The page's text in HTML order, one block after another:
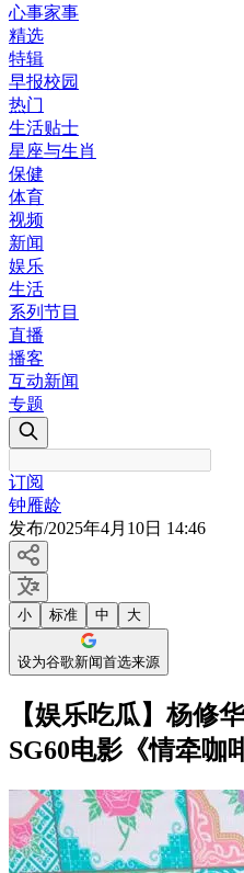
心事家事
精选
特辑
早报校园
热门
生活贴士
星座与生肖
保健
体育
视频
新闻
娱乐
生活
系列节目
直播
播客
互动新闻
专题
订阅
钟雁龄
发布/2025年4月10日 14:46
小 标准 中 大
设为谷歌新闻首选来源
【娱乐吃瓜】杨修
SG60电影《情牵咖